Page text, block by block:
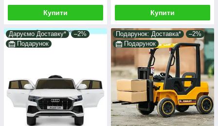
Купити Купити
Даруємо Доставку*
–2%
Подарунок
Подарунок: Доставка*
–2%
Подарунок